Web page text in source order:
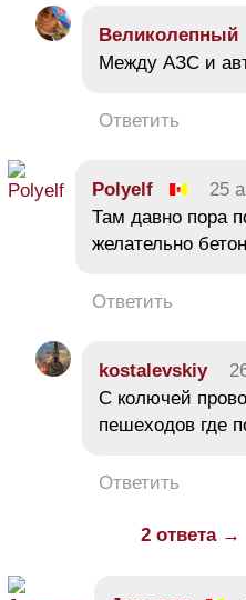
Великолепный
Между АЗС и
Ответить
Polyelf 25
Там давно пора
желательно бетон
Ответить
kostalevskiy
С колючей
пешеходов где
Ответить
2 ответа →